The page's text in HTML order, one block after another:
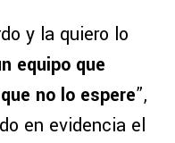
y la quiero lo
equipo que
no lo espere”,
en evidencia el